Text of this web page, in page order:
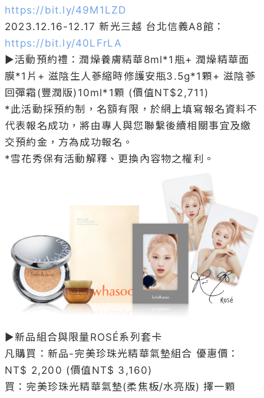
https://bit.ly/49M1LZD
2023.12.16-12.17 新光三越 台北信義A8館：
https://bit.ly/40LFrLA
▶活動預約禮：潤燥養膚精華8ml*1瓶+ 潤燥精華面
膜*1片+ 滋陰生人蔘縮時修護安瓶3.5g*1顆+ 滋陰蔘
回彈霜(豐潤版)10ml*1顆 (價值NT$2,711)
*此活動採預約制，名額有限，於網上填寫報名資料不
代表報名成功，將由專人與您聯繫後續相關事宜及繳
交預約金，方為成功報名。
▶新品組合與限量ROSÉ系列套卡
凡購買：新品-完美珍珠光精華氣墊組合 優惠價：
NT$ 2,200 (價值NT$ 3,160)
買：完美珍珠光精華氣墊(柔焦板/水亮版) 擇一顆